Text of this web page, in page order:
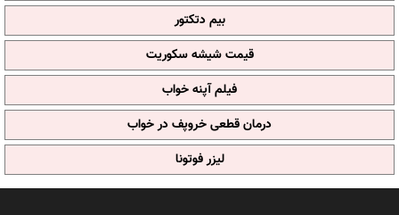
بیم دتکتور
قیمت شیشه سکوریت
فیلم آپنه خواب
درمان قطعی خروپف در خواب
لیزر فوتونا